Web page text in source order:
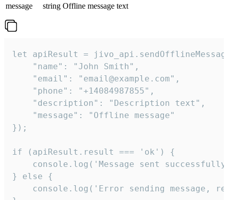
message
string Offline message text
let apiResult =
    "name": "John Smith",
    "email": "email@example.com",
    "phone": "+14084987855",
    "description": "Description text",
    "message": "Offline message"
});
if (apiResult.result === 'ok') {
console.log('Message sent
} else {
console.log('Error sending message,